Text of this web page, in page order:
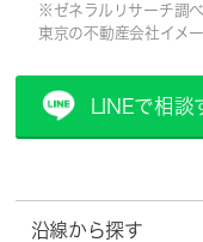
※ゼネラルリサーチ調べ
東京の不動産会社イメ
LINEで相談
沿線から探す